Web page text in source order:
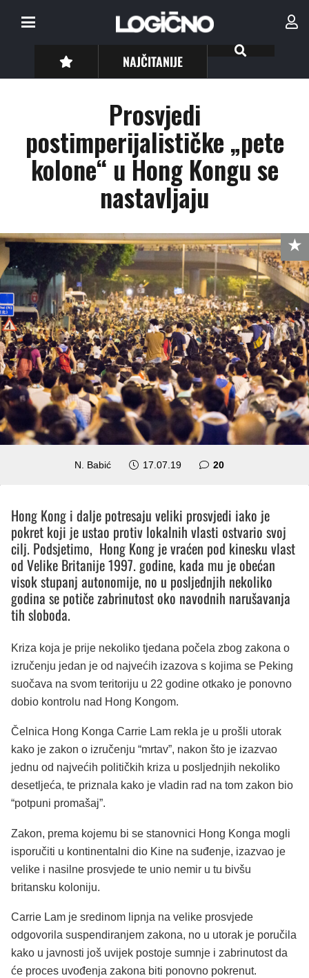
NAJČITANIJE
Prosvjedi
postimperijalističke „pete
kolone“ u Hong Kongu se
nastavljaju
N. Babić 17.07.19 20komentara
Hong Kong i dalje potresaju veliki prosvjedi iako je
pokret koji je ustao protiv lokalnih vlasti ostvario svoj
cilj. Podsjetimo, Hong Kong je vraćen pod kinesku vlast
od Velike Britanije 1997. godine, kada mu je obećan
visok stupanj autonomije, no u posljednjih nekoliko
godina se potiče zabrinutost oko navodnih narušavanja
tih sloboda.
Kriza koja je prije nekoliko tjedana počela zbog zakona o
izručenju jedan je od najvećih izazova s kojima se Peking
suočava na svom teritoriju u 22 godine otkako je ponovno
dobio kontrolu nad Hong Kongom.
Čelnica Hong Konga Carrie Lam rekla je u prošli utorak
kako je zakon o izručenju “mrtav”, nakon što je izazvao
jednu od najvećih političkih kriza u posljednjih nekoliko
desetljeća, te priznala kako je vladin rad na tom zakon bio
“potpuni promašaj”.
Zakon, prema kojemu bi se stanovnici Hong Konga mogli
isporučiti u kontinentalni dio Kine na suđenje, izazvao je
velike i nasilne prosvjede te unio nemir u tu bivšu
britansku koloniju.
Carrie Lam je sredinom lipnja na velike prosvjede
odgovorila suspendiranjem zakona, no u utorak je poručila
kako u javnosti još uvijek postoje sumnje i zabrinutost da
će proces uvođenja zakona biti ponovno pokrenut.